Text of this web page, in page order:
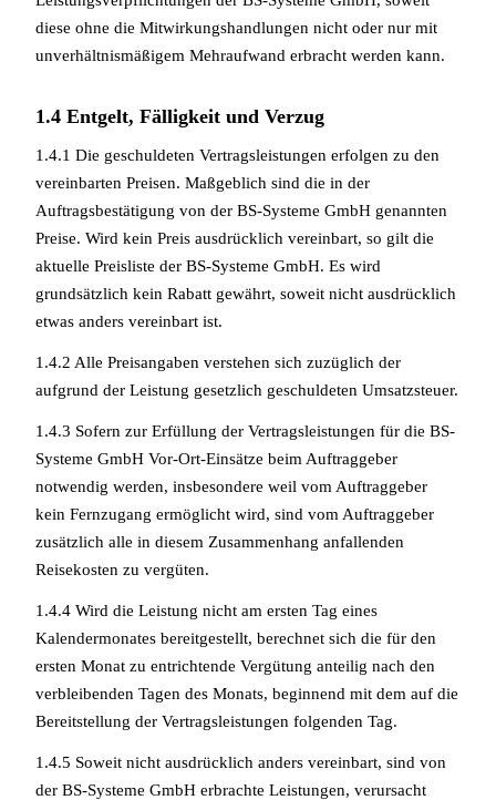
diese ohne die Mitwirkungshandlungen nicht oder nur mit
unverhältnismäßigem Mehraufwand erbracht werden kann.
1.4 Entgelt, Fälligkeit und Verzug
1.4.1 Die geschuldeten Vertragsleistungen erfolgen zu den
vereinbarten Preisen. Maßgeblich sind die in der
Auftragsbestätigung von der BS-Systeme GmbH genannten
Preise. Wird kein Preis ausdrücklich vereinbart, so gilt die
aktuelle Preisliste der BS-Systeme GmbH. Es wird
grundsätzlich kein Rabatt gewährt, soweit nicht ausdrücklich
etwas anders vereinbart ist.
1.4.2 Alle Preisangaben verstehen sich zuzüglich der
aufgrund der Leistung gesetzlich geschuldeten Umsatzsteuer.
1.4.3 Sofern zur Erfüllung der Vertragsleistungen für die BS-
Systeme GmbH Vor-Ort-Einsätze beim Auftraggeber
notwendig werden, insbesondere weil vom Auftraggeber
kein Fernzugang ermöglicht wird, sind vom Auftraggeber
zusätzlich alle in diesem Zusammenhang anfallenden
Reisekosten zu vergüten.
1.4.4 Wird die Leistung nicht am ersten Tag eines
Kalendermonates bereitgestellt, berechnet sich die für den
ersten Monat zu entrichtende Vergütung anteilig nach den
verbleibenden Tagen des Monats, beginnend mit dem auf die
Bereitstellung der Vertragsleistungen folgenden Tag.
1.4.5 Soweit nicht ausdrücklich anders vereinbart, sind von
der BS-Systeme GmbH erbrachte Leistungen, verursacht